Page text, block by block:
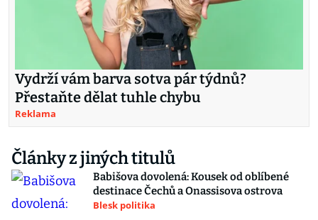
Vydrží vám barva sotva pár týdnů?
Přestaňte dělat tuhle chybu
Reklama
Články z jiných titulů
Babišova dovolená: Kousek od oblíbené
destinace Čechů a Onassisova ostrova
Blesk politika